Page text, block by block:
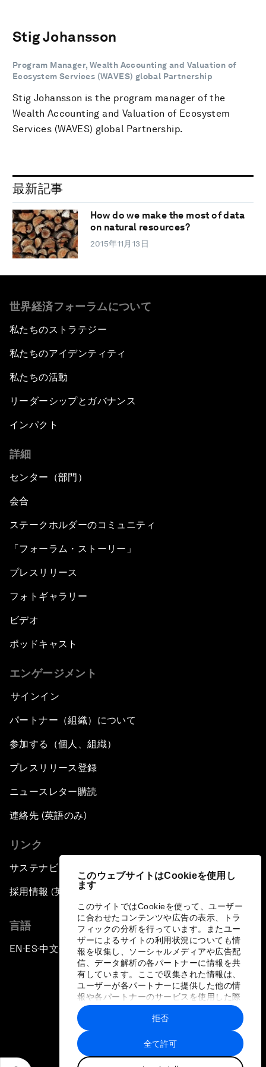
このウェブサイトはCookieを使用し
ます
このサイトではCookieを使って、ユーザー
に合わせたコンテンツや広告の表示、トラ
フィックの分析を行っています。またユー
ザーによるサイトの利用状況についても情
報を収集し、ソーシャルメディアや広告配
信、データ解析の各パートナーに情報を共
有しています。ここで収集された情報は、
ユーザーが各パートナーに提供した他の情
報や各パートナーのサービスを使用した際
に収集された情報と組み合わされ、各パー
トナーによって使用されることがありま
す。
全て許可
拒否
Stig Johansson
Program Manager, Wealth Accounting and Valuation of
Ecosystem Services (WAVES) global Partnership
Stig Johansson is the program manager of the
Wealth Accounting and Valuation of Ecosystem
Services (WAVES) global Partnership.
最新記事
How do we make the most of data
on natural resources?
2015年11月13日
世界経済フォーラムについて
私たちのストラテジー
私たちのアイデンティティ
私たちの活動
リーダーシップとガバナンス
インパクト
詳細
センター（部門）
会合
ステークホルダーのコミュニティ
「フォーラム・ストーリー」
プレスリリース
フォトギャラリー
ビデオ
ポッドキャスト
エンゲージメント
サインイン
パートナー（組織）について
参加する（個人、組織）
プレスリリース登録
ニュースレター購読
連絡先 (英語のみ)
リンク
サステナビリティへの取り組み
採用情報 (英語のみ)
言語
EN ▪ES▪中文▪ 日本語
プライバシーポリシーと利用規約
サイトマップ